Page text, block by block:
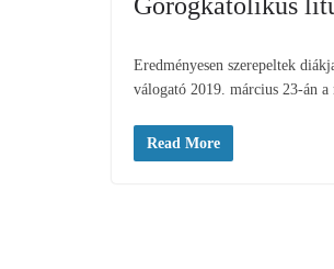
Eredményesen szerepeltek
válogató 2019. március 23-án
Read More